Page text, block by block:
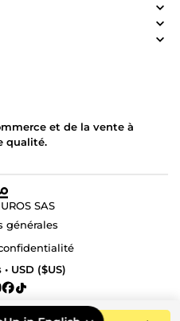
et de la vente à
qualité.
SAS
générales
USD ($US)